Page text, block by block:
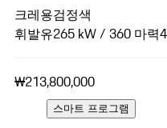
크레용검정색
휘발유265 kW / 360 마력
₩213,800,000
스마트 프로그램